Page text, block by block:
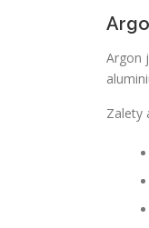
Argon
Zalety